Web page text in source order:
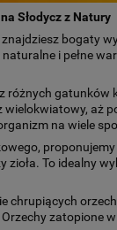
Słodycz z Natury
znajdziesz bogaty
i pełne
z różnych gatunków
wielokwiatowy, aż
na wiele
proponujemy
To idealny
chrupiących
zatopione